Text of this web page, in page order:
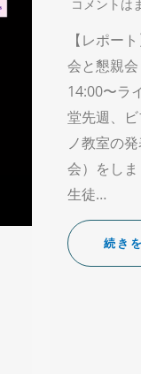
コメントは
【レポー
会と懇親
14:00〜ラ
堂先週、
ノ教室の
会）をし
生徒…
続き